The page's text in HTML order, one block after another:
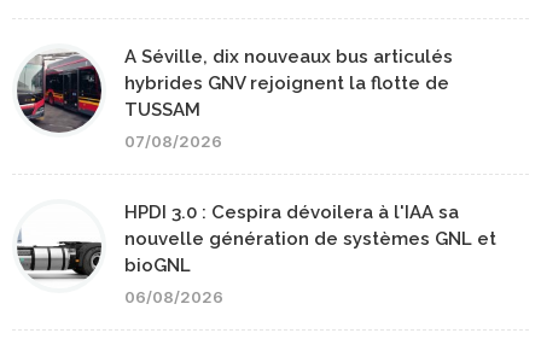
A Séville, dix nouveaux bus articulés
hybrides GNV rejoignent la flotte de
TUSSAM
07/08/2026
HPDI 3.0 : Cespira dévoilera à l'IAA sa
nouvelle génération de systèmes GNL et
bioGNL
06/08/2026